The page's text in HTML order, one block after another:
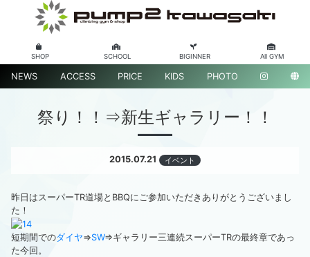
SHOP SCHOOL BIGINNER All GYM
NEWS ACCESS PRICE KIDS PHOTO
祭り！！⇒新生ギャラリー！！
2015.07.21 イベント
昨日はスーパーTR道場とBBQにご参加いただきありがとうございまし
た！
短期間でのダイヤ⇒SW⇒ギャラリー三連続スーパーTRの最終章であっ
た今回。